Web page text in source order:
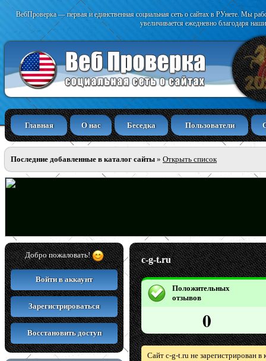
ВебПроверка — первая и единственная социальная сеть о сайтах в РУнете. Мы
увеличивается ежедневно благодаря
Главная О нас Беседка Пользователи
Последние добавленные в каталог сайты » Открыть список
Добро пожаловать!
Войти в аккаунт
Зарегистрироваться
Восстановить доступ
c-g-t.ru
Положительных
отзывов
0
Сайт c-g-t.ru не зарегистрирован